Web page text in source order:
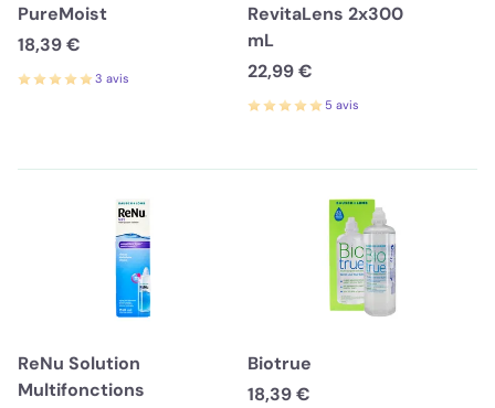
PureMoist
18,39 €
3 avis
RevitaLens 2x300
mL
22,99 €
5 avis
ReNu Solution
Multifonctions
Biotrue
18,39 €